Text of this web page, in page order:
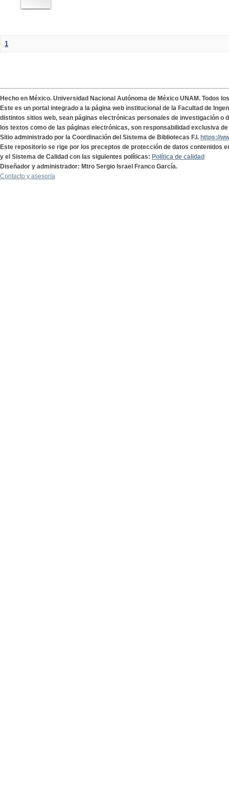
1
Hecho en México. Universidad Nacional Autónoma de México UNAM. Todos
Este es un portal integrado a la página web institucional de la Facultad de
distintos sitios web, sean páginas electrónicas personales de investigación o
los textos como de las páginas electrónicas, son responsabilidad exclusiva
Sitio administrado por la Coordinación del Sistema de Bibliotecas F.I. https://
Este repositorio se rige por los preceptos de protección de datos contenidos
y el Sistema de Calidad con las siguientes políticas: Política de calidad
Diseñador y administrador: Mtro Sergio Israel Franco García.
Contacto y asesoría